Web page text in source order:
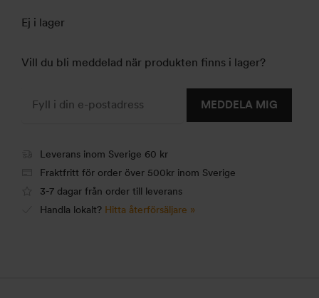
Ej i lager
Vill du bli meddelad när produkten finns i lager?
MEDDELA MIG
Leverans inom Sverige 60 kr
Fraktfritt för order över 500kr inom Sverige
3-7 dagar från order till leverans
Handla lokalt? Hitta återförsäljare »